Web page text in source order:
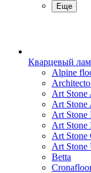
Еще
Кварцевый
Alpine
Art Stone
Art Stone
Art Stone
Art Stone
Art Stone
Art Stone
Betta